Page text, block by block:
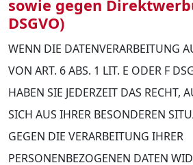
sowie gegen
DSGVO)
WENN DIE DATENVERARBEITUNG
VON ART. 6 ABS. 1 LIT. E ODER F
HABEN SIE JEDERZEIT DAS RECHT,
SICH AUS IHRER BESONDEREN
GEGEN DIE VERARBEITUNG IHRER
PERSONENBEZOGENEN DATEN